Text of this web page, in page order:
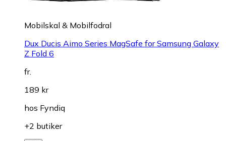
Mobilskal & Mobilfodral
Dux Ducis Aimo Series MagSafe for Samsung Galaxy
Z Fold 6
fr.
189 kr
hos Fyndiq
+2 butiker